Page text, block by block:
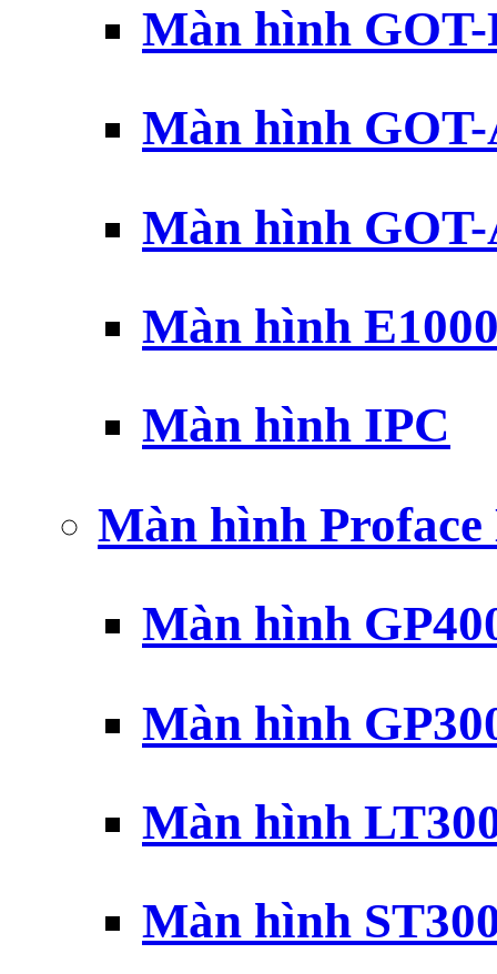
Màn hình GOT-
Màn hình
Màn hình
Màn hình
Màn hình IPC
Màn hình
Màn hình
Màn hình
Màn hình
Màn hình